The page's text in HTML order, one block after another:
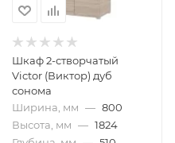
Шкаф 2-створчатый
Victor (Виктор) дуб
сонома
Ширина, мм — 800
Высота, мм — 1824